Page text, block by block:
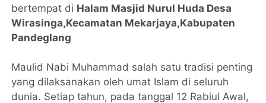
bertempat di Halam Masjid Nurul Huda Desa
Wirasinga,Kecamatan Mekarjaya,Kabupaten
Pandeglang
Maulid Nabi Muhammad salah satu tradisi penting
yang dilaksanakan oleh umat Islam di seluruh
dunia. Setiap tahun, pada tanggal 12 Rabiul Awal,